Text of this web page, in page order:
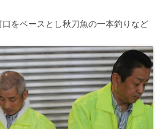
をベースとし秋刀魚の一本釣りなど